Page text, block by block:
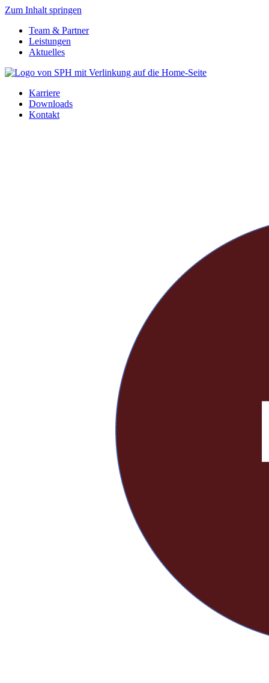
Zum Inhalt springen
Team & Partner
Leistungen
Aktuelles
Karriere
Downloads
Kontakt